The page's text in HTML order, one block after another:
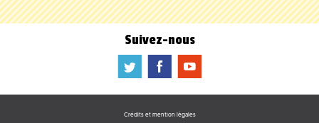
Suivez-nous
a b f
Crédits et mention légales